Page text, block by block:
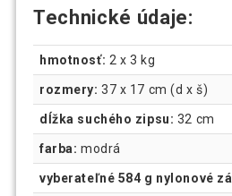
Technické údaje:
hmotnosť: 2 x 3 kg
rozmery: 37 x 17 cm (d x š)
dĺžka suchého zipsu: 32 cm
farba: modrá
vyberateľné 584 g nylonové